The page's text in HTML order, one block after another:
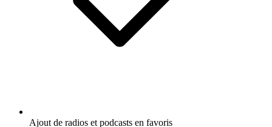
Ajout de radios et podcasts en favoris